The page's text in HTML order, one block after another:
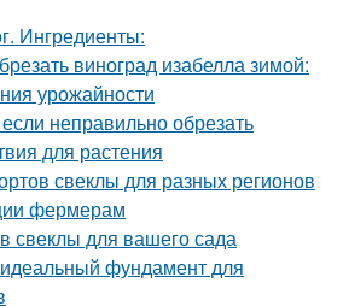
Ингредиенты:
виноград изабелла зимой:
урожайности
неправильно обрезать
для растения
свеклы для разных регионов
фермерам
свеклы для вашего сада
фундамент для